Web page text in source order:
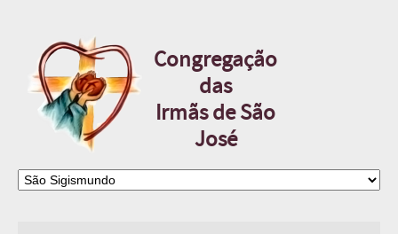
Congregação
das
Irmãs de São
José